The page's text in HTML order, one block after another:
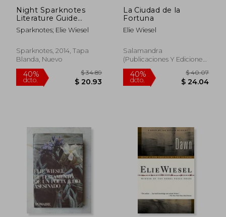
45%
dcto.
45%
dcto.
Night Sparknotes
Literature Guide
(Sparknotes
Literature Guide
Sparknotes; Elie Wiesel
Sparknotes, 2014, Tapa
Blanda, Nuevo
La Ciudad de la
Fortuna
Elie Wiesel
Salamandra
(Publicaciones Y Ediciones
Salamandra, S.A.), Tapa
Blanda, Usado